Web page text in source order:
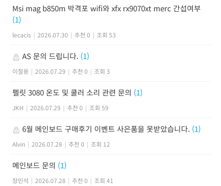
Msi mag b850m 박격포 wifi와 xfx rx9070xt merc 간섭여부
(1)
lecacis | 2026.07.30 | 추천 0 | 조회 53
AS 문의 드립니다. (1)
이철용 | 2026.07.29 | 추천 0 | 조회 3
펠릿 3080 온도 및 쿨러 소리 관련 문의 (1)
JKH | 2026.07.29 | 추천 0 | 조회 59
6월 메인보드 구매후기 이벤트 사은품을 못받았습니다. (1)
Alvin | 2026.07.28 | 추천 0 | 조회 12
메인보드 문의 (1)
장민석 | 2026.07.28 | 추천 0 | 조회 41